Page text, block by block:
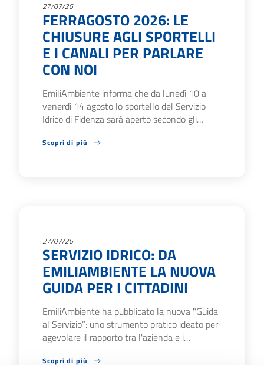
27/07/26
FERRAGOSTO 2026: LE
CHIUSURE AGLI SPORTELLI
E I CANALI PER PARLARE
CON NOI
EmiliAmbiente informa che da lunedì 10 a
venerdì 14 agosto lo sportello del Servizio
Idrico di Fidenza sarà aperto secondo gli…
Scopri di più
27/07/26
SERVIZIO IDRICO: DA
EMILIAMBIENTE LA NUOVA
GUIDA PER I CITTADINI
EmiliAmbiente ha pubblicato la nuova "Guida
al Servizio”: uno strumento pratico ideato per
agevolare il rapporto tra l'azienda e i…
Scopri di più